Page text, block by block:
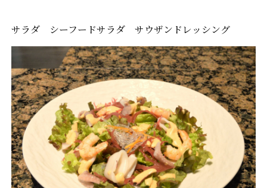
サラダ シーフードサラダ サウザンドレッシング